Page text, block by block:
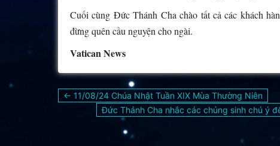
Cuối cùng Đức Thánh Cha chào tất cả các khách
đừng quên cầu nguyện cho ngài.
Vatican News
Điều
hướng
← 11/08/24 Chúa Nhật Tuần XIX Mùa Thường Niên
Đức Thánh Cha nhắc các chủng sinh chú ý